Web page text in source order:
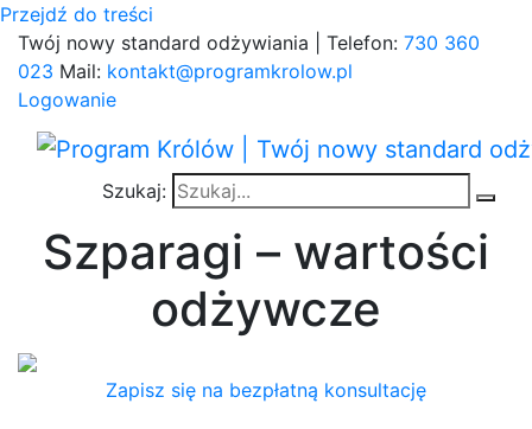
Przejdź do treści
Twój nowy standard odżywiania | Telefon: 730 360
023 Mail: kontakt@programkrolow.pl
Logowanie
Szukaj:
Szparagi – wartości
odżywcze
Zapisz się na bezpłatną konsultację